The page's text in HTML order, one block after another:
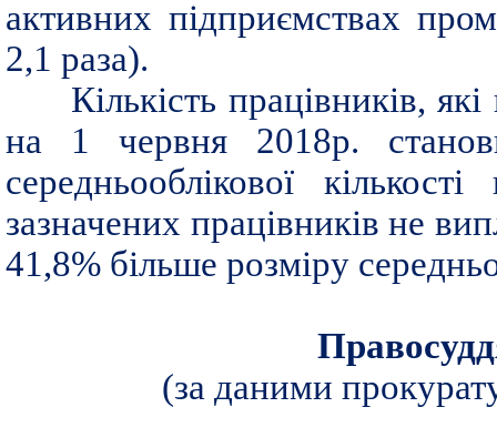
активних підприємствах
2,1 раза).
Кількість працівників,
на 1 червня 2018р.
середньооблікової
зазначених працівників не
41,8% більше розміру
(за даними